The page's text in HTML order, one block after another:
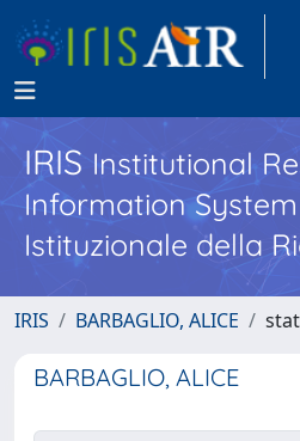
IRISInstitutional
Information System
Istituzionale della
IRIS BARBAGLIO, ALICE
BARBAGLIO, ALICE